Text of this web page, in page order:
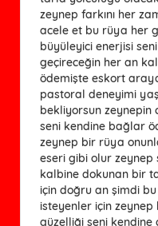
zeynep farkını her
acele et bu rüya her
büyüleyici enerjisi
geçireceğin her an
ödemişte eskort
pastoral deneyimi
bekliyorsun zeynepin
seni kendine bağlar
zeynep bir rüya
eseri gibi olur
kalbine dokunan bir
için doğru an şimdi
isteyenler için zeynep
güzelliği seni kendine